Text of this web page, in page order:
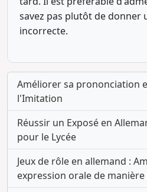
savez pas plutôt de donner
incorrecte.
Améliorer sa prononciation
l'Imitation
Réussir un Exposé en
pour le Lycée
Jeux de rôle en allemand :
expression orale de